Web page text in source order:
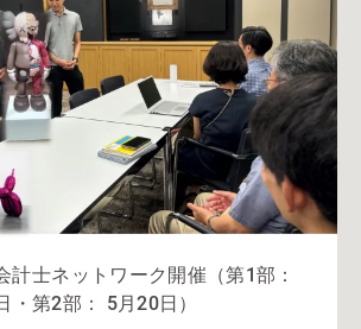
計士ネットワーク開催（第1部：
・第2部： 5月20日）